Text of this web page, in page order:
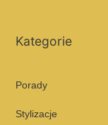
Kategorie
Porady
Stylizacje